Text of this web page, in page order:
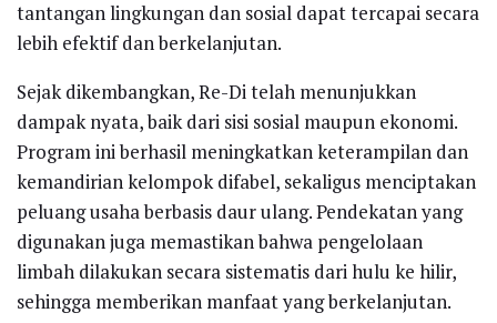
tantangan lingkungan dan sosial dapat tercapai secara
lebih efektif dan berkelanjutan.
Sejak dikembangkan, Re-Di telah menunjukkan
dampak nyata, baik dari sisi sosial maupun ekonomi.
Program ini berhasil meningkatkan keterampilan dan
kemandirian kelompok difabel, sekaligus menciptakan
peluang usaha berbasis daur ulang. Pendekatan yang
digunakan juga memastikan bahwa pengelolaan
limbah dilakukan secara sistematis dari hulu ke hilir,
sehingga memberikan manfaat yang berkelanjutan.